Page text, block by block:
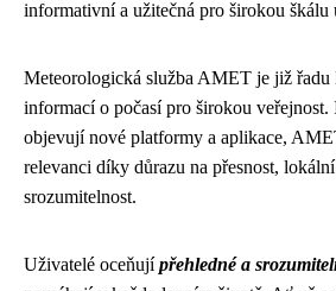
informativní a užitečná pro širokou škálu
Meteorologická služba AMET je již řadu
informací o počasí pro širokou
objevují nové platformy a aplikace,
relevanci díky důrazu na přesnost,
srozumitelnost.
Uživatelé oceňujípřehledné a